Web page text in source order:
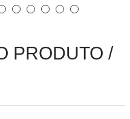
PRODUTO /